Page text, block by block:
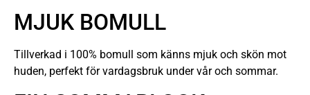
MJUK BOMULL
Tillverkad i 100% bomull som känns mjuk och skön mot
huden, perfekt för vardagsbruk under vår och sommar.